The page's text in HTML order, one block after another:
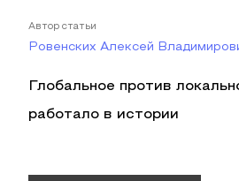
Автор статьи
Ровенских Алексей
Глобальное против
работало в истории